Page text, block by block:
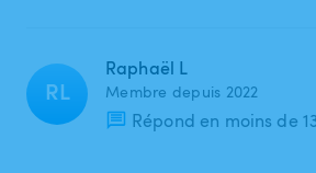
RL
Raphaël L
Membre depuis 2022
Répond en moins de